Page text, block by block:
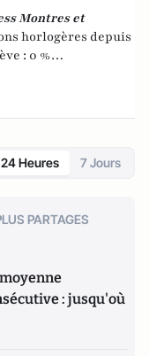
Montres et
horlogères depuis
: 0 %
horloger
24 Heures 7 Jours
PARTAGES
: jusqu'où